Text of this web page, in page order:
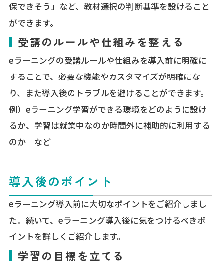
保できそう」など、教材選択の判断基準を設けること
ができます。
受講のルールや仕組みを整える
eラーニングの受講ルールや仕組みを導入前に明確に
することで、必要な機能やカスタマイズが明確にな
り、また導入後のトラブルを避けることができます。
例）eラーニング学習ができる環境をどのように設け
るか、学習は就業中なのか時間外に補助的に利用する
のか など
導入後のポイント
eラーニング導入前に大切なポイントをご紹介しまし
た。続いて、eラーニング導入後に気をつけるべきポ
イントを詳しくご紹介します。
学習の目標を立てる